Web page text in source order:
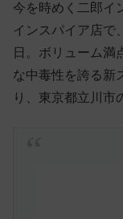
今を時めく二郎イ
インスパイア店で
日。ボリューム満
な中毒性を誇る新
り、東京都立川市